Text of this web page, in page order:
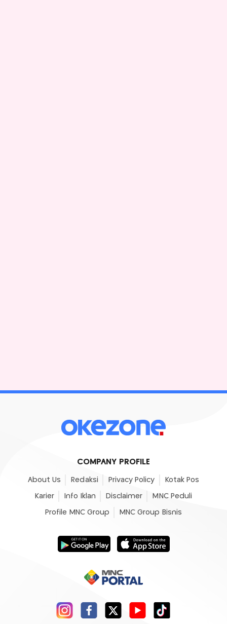
COMPANY PROFILE
About Us Redaksi Privacy Policy Kotak Pos
Karier Info Iklan Disclaimer MNC Peduli
Profile MNC Group MNC Group Bisnis